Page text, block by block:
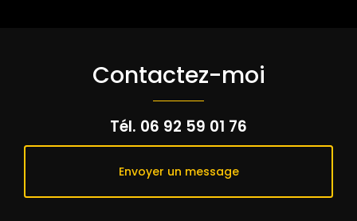
Contactez-moi
Tél. 06 92 59 01 76
Envoyer un message